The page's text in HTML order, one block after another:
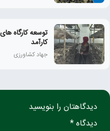
توسعه کارگاه
كارآمد
جهاد کشاورزی
دیدگاهتان را بنویسید
دیدگاه *